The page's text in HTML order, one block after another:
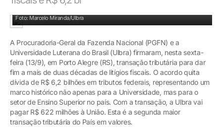
Foto: Marcelo Miranda/Ulbra
A Procuradoria-Geral da Fazenda Nacional (PGFN) e a
Universidade Luterana do Brasil (Ulbra) firmaram, nesta sexta-
feira (13/9), em Porto Alegre (RS), transação tributária para dar
fim a mais de duas décadas de litígios fiscais. O acordo quita
dívida de R$ 6,2 bilhões em tributos federais, representando um
marco histórico não apenas para a Universidade, mas para o
setor de Ensino Superior no país. Com a transação, a Ulbra vai
pagar R$ 622 milhões à União. Esta é a segunda maior
transação tributária do País em valores.